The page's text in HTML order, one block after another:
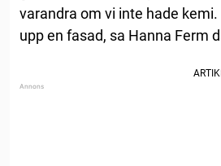
varandra om vi inte hade
upp en fasad, sa Hanna Ferm